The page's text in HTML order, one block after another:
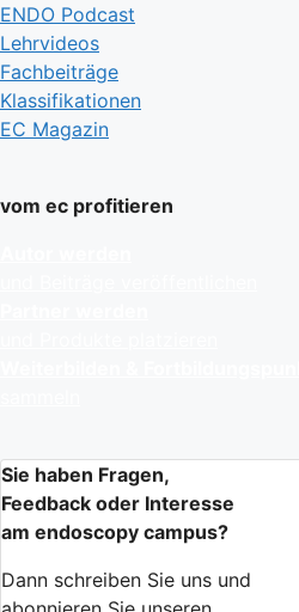
ENDO Podcast
Lehrvideos
Fachbeiträge
Klassifikationen
EC Magazin
vom ec profitieren
Sie haben Fragen,
Feedback oder Interesse
am endoscopy campus?
Dann schreiben Sie uns und